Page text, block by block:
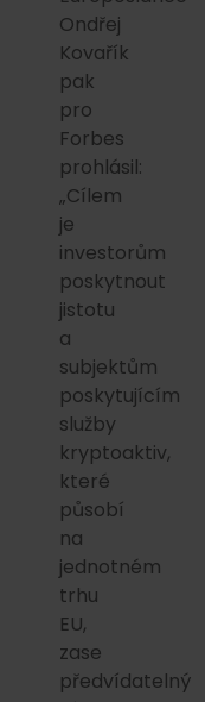
Ondřej
Kovařík
pak
pro
Forbes
prohlásil:
„Cílem
je
investorům
poskytnout
jistotu
a
subjektům
poskytujícím
služby
kryptoaktiv,
které
působí
na
jednotném
trhu
EU,
zase
předvídatelný